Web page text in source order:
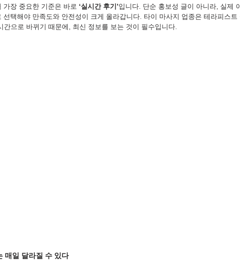
가장 중요한 기준은 바로 ‘실시간 후기’입니다. 단순 홍보성 글이 아니라, 실제
선택해야 만족도와 안전성이 크게 올라갑니다. 타이 마사지 업종은 테라피스트
간으로 바뀌기 때문에, 최신 정보를 보는 것이 필수입니다.
매일 달라질 수 있다